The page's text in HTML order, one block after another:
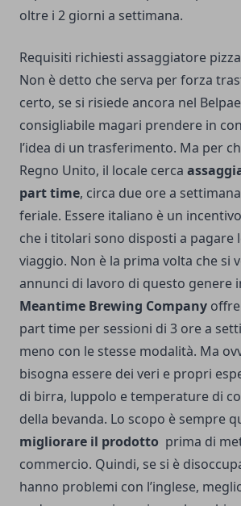
oltre i 2 giorni a settimana.
Requisiti richiesti assaggiatore
Non è detto che serva per forza
certo, se si risiede ancora nel
consigliabile magari prendere in
l’idea di un trasferimento. Ma per
Regno Unito, il locale cerca
part time, circa due ore a
feriale. Essere italiano è un
che i titolari sono disposti a pagare
viaggio. Non è la prima volta che si
annunci di lavoro di questo genere
Meantime Brewing Company
part time per sessioni di 3 ore a
meno con le stesse modalità. Ma
bisogna essere dei veri e propri
di birra, luppolo e temperature di
della bevanda. Lo scopo è sempre
migliorare il prodotto prima di
commercio. Quindi, se si è
hanno problemi con l’inglese,